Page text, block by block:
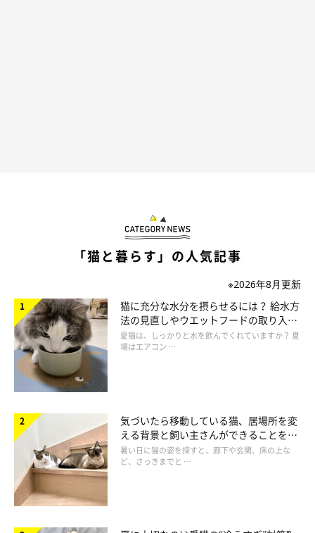
猫はもともと鳴かない!?
猫同士は鳴き声でコミュニケーションをとることはなく、人に飼
「猫と暮らす」の人気記事
※2026年8月更新
猫に充分な水分を摂らせるには？ 給水方
法の見直しやウエットフードの取り入れ
方を解説
愛猫は、しっかりと水を飲んでくれていますか？ 夏
場はエアコン …
気づいたら移動している猫、居場所を変
える背景と飼い主さんができることを獣
医師が解説
暑い日に猫の姿を探すと、廊下や玄関、床の上な
ど、さっきまでと …